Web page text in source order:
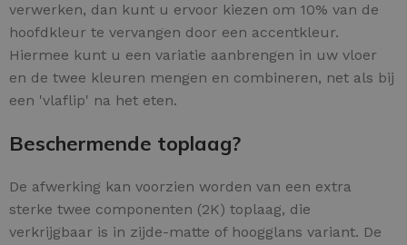
verwerken, dan kunt u ervoor kiezen om 10% van de
hoofdkleur te vervangen door een accentkleur.
Hiermee kunt u een variatie aanbrengen in uw vloer
en de twee kleuren mengen en combineren, net als bij
een 'vlaflip' na het eten.
Beschermende toplaag?
De afwerking kan voorzien worden van een extra
sterke twee componenten (2K) toplaag, die
verkrijgbaar is in zijde-matte of hoogglans variant. De